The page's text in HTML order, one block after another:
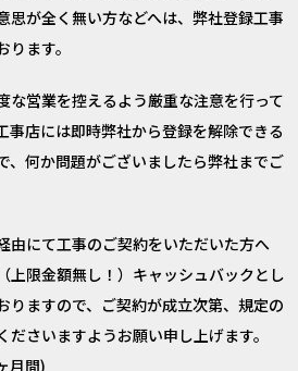
思が全く無い方などへは、弊社登録工事
ます。
な営業を控えるよう厳重な注意を行って
事店には即時弊社から登録を解除できる
、何か問題がございましたら弊社までご
由にて工事のご契約をいただいた方へ
上限金額無し！）キャッシュバックとし
りますので、ご契約が成立次第、規定の
ださいますようお願い申し上げます。
月間)